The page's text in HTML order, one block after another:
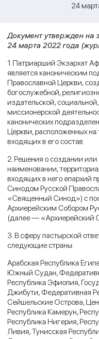
24
Документ утвержден на
24 марта 2022 года
1. Патриарший Экзархат
является каноническим
Православной Церкви,
богослужебной,
издательской,
миссионерской
канонических
Церкви, расположенных на
входящих в его состав.
2. Решения о создании или
наименовании,
входящих в него епархий
Синодом Русской
«Священный Синод») с
Архиерейским Собором
(далее — «Архиерейский
3. В сферу пастырской
следующие страны:
Арабская Республика
Южный Судан,
Республика Эфиопия,
Джибути, Федеративная
Сейшельские Острова,
Республика Камерун,
Республика Нигерия,
Ливия, Тунисская